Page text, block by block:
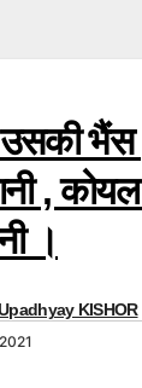
भैंस
,
।
KISHOR